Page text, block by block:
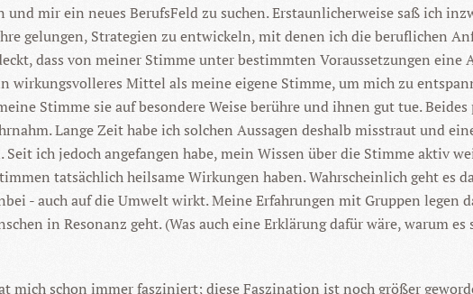
mir ein neues BerufsFeld zu suchen. Erstaunlicherweise saß ich
gelungen, Strategien zu entwickeln, mit denen ich die beruflichen
dass von meiner Stimme unter bestimmten Voraussetzungen
wirkungsvolleres Mittel als meine eigene Stimme, um mich zu
Stimme sie auf besondere Weise berühre und ihnen gut tue.
Lange Zeit habe ich solchen Aussagen deshalb misstraut und
ich jedoch angefangen habe, mein Wissen über die Stimme aktiv
tatsächlich heilsame Wirkungen haben. Wahrscheinlich geht es
- auch auf die Umwelt wirkt. Meine Erfahrungen mit Gruppen legen
in Resonanz geht. (Was auch eine Erklärung dafür wäre, warum
mich schon immer fasziniert; diese Faszination ist noch größer